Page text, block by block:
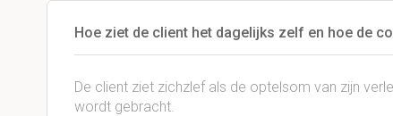
Hoe ziet de client het dagelijks zelf en hoe de
De client ziet zichzlef als de optelsom van zijn
wordt gebracht.